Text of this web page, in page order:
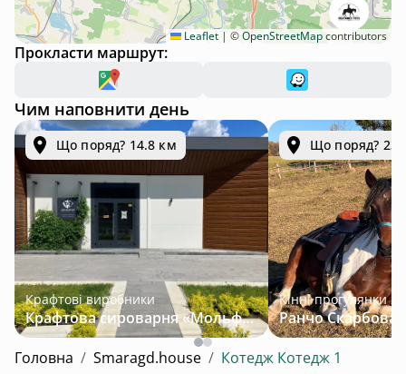
Leaflet| ©OpenStreetMapcontributors
Прокласти маршрут:
Чим наповнити день
Що поряд? 14.8 км
Крафтові виробники
Крафтова сироварня «Мольфар»
Що поряд?
Кінні прогулянки
Головна / Smaragd.house / Котедж Котедж 1